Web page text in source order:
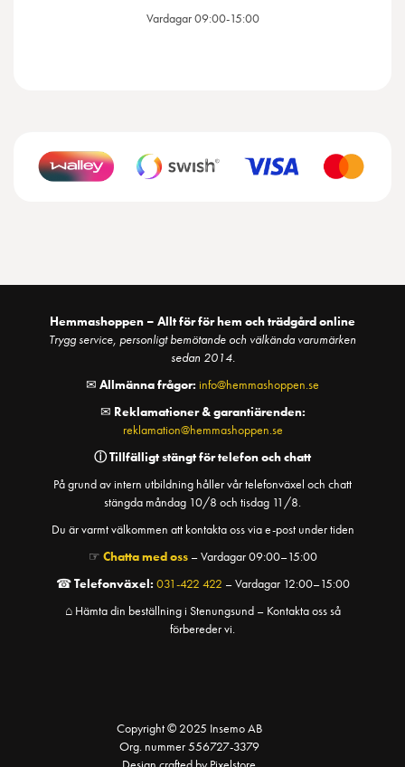
Vardagar 09:00-15:00
Hemmashoppen – Allt för för hem och trädgård online
Trygg service, personligt bemötande och välkända varumärken
sedan 2014.
✉ Allmänna frågor: info@hemmashoppen.se
✉ Reklamationer & garantiärenden:
reklamation@hemmashoppen.se
ⓘTillfälligt stängt för telefon och chatt
På grund av intern utbildning håller vår telefonväxel och chatt
stängda måndag 10/8 och tisdag 11/8.
Du är varmt välkommen att kontakta oss via e-post under tiden
☞ Chatta med oss– Vardagar 09:00–15:00
☎Telefonväxel: 031-422 422 – Vardagar 12:00–15:00
⌂ Hämta din beställning i Stenungsund – Kontakta oss så
förbereder vi.
Copyright © 2025 Insemo AB
Org. nummer 556727-3379